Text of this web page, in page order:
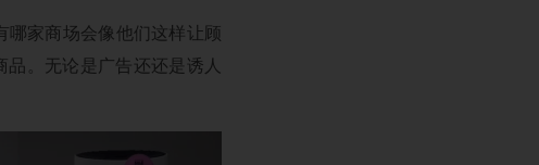
哪家商场会像他们这样让顾
品。无论是广告还还是诱人